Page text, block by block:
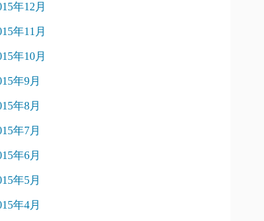
年12月
年11月
年10月
年9月
年8月
年7月
年6月
年5月
年4月